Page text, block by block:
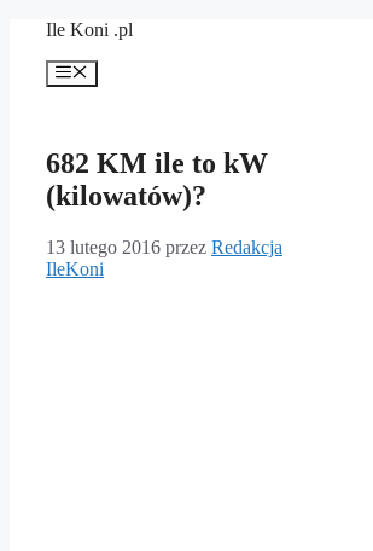
PrzejdźIle Koni .pl
Menu
682 KM ile to kW
(kilowatów)?
13 lutego 2016 przez Redakcja
IleKoni